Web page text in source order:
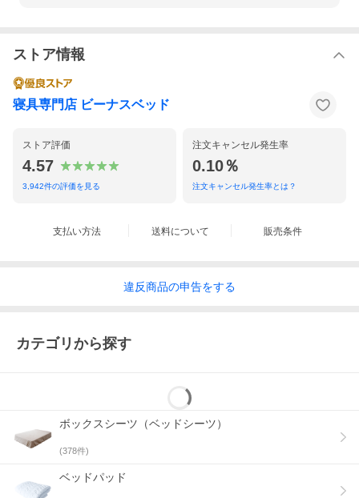
シリーズラインナップ
■ベッドパッド
−ワイドキング
ストア情報
寝具専門店 ビーナスベッド
ストア評価
4.57
3,942件の評価を見る
注文キャンセル発生率
0.10％
注文キャンセル発生率とは？
支払い方法 送料について 販売条件
違反商品の申告をする
カテゴリから探す
ボックスシーツ（ベッドシーツ）
(378件)
ベッドパッド